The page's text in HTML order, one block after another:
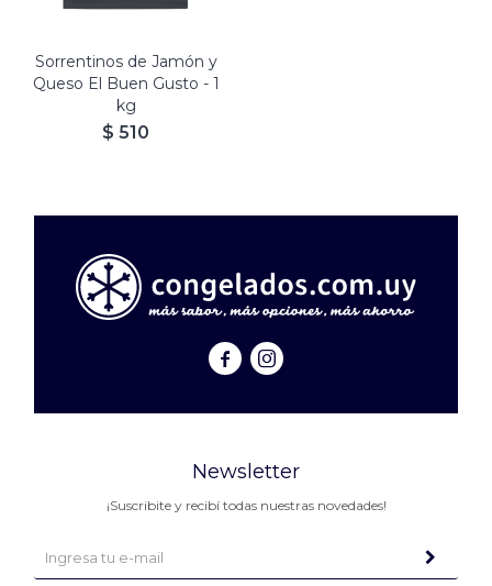
Sorrentinos de Jamón y
Queso El Buen Gusto - 1
kg
$ 510
 
Newsletter
¡Suscribite y recibí todas nuestras novedades!